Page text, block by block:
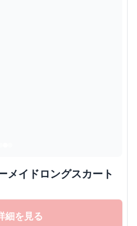
メイドロングスカート
細を見る